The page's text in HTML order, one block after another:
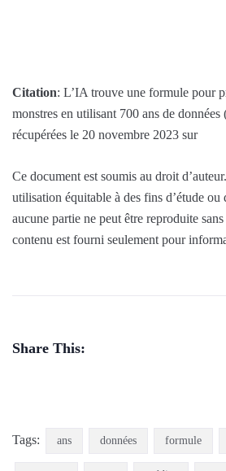
Citation: L’IA trouve une formule pour
monstres en utilisant 700 ans de
récupérées le 20 novembre 2023 sur
Ce document est soumis au droit
utilisation équitable à des fins d’étude ou
aucune partie ne peut être reproduite
contenu est fourni seulement pour
Share This:
Tags: ans données formule